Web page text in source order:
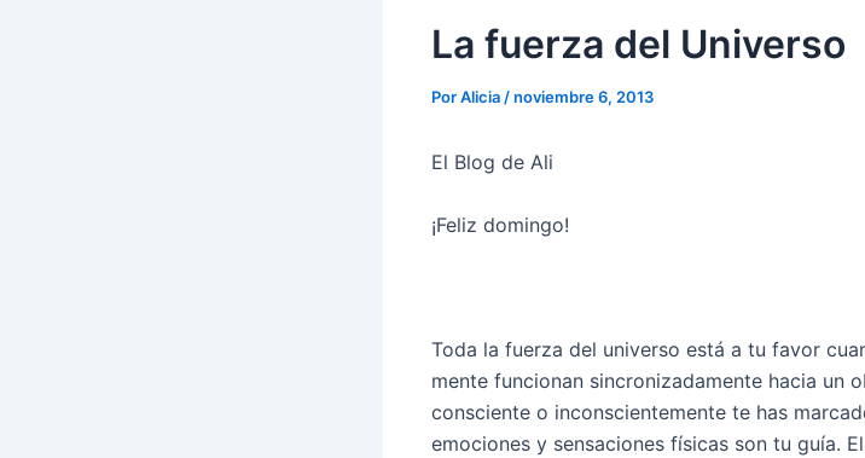
La fuerza del Universo
PorAlicia /noviembre 6, 2013
El Blog de Ali
¡Feliz domingo!
Toda la fuerza del universo está a tu favor
mente funcionan sincronizadamente hacia un
consciente o inconscientemente te has
emociones y sensaciones físicas son tu guía.